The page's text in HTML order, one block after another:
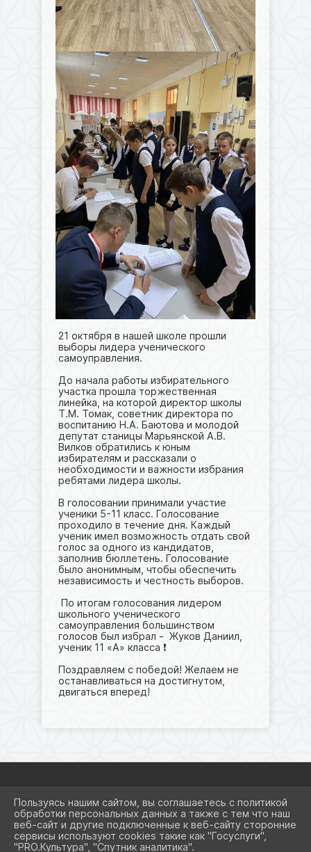
21 октября в нашей школе прошли
выборы лидера ученического
самоуправления.
До начала работы избирательного
участка прошла торжественная
линейка, на которой директор школы
Т.М. Томак, советник директора по
воспитанию Н.А. Баютова и молодой
депутат станицы Марьянской А.В.
Вилков обратились к юным
избирателям и рассказали о
необходимости и важности избрания
ребятами лидера школы.
В голосовании принимали участие
ученики 5-11 класс. Голосование
проходило в течение дня. Каждый
ученик имел возможность отдать свой
голос за одного из кандидатов,
заполнив бюллетень. Голосование
было анонимным, чтобы обеспечить
независимость и честность выборов.
По итогам голосования лидером
школьного ученического
самоуправления большинством
голосов был избрал - Жуков Даниил,
ученик 11 «А» класса ❗️
Поздравляем с победой! Желаем не
останавливаться на достигнутом,
двигаться вперед!
2026 Г. SCHOOL8KRSRM.RU
ВХОД
КАРТА САЙТА
ПОЛИТИКА ОБРАБОТКИ
Пользуясь нашим сайтом, вы соглашаетесь с политикой
обработки персональных данных а также с тем что наш
веб-сайт и другие подключенные к веб-сайту сторонние
сервисы используют cookies такие как "Госуслуги",
"PRO.Культура", "Спутник аналитика".